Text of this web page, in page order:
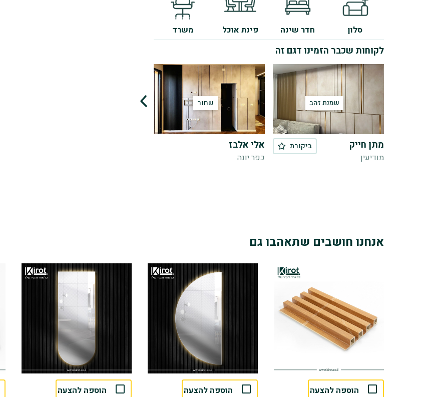
סלון חדר שינה פינת אוכל משרד
לקוחות שכבר הזמינו דגם זה
שמנת זהב
מתן חייק
מודיעין
ביקורת 
שחור
אלי אלבז
כפר יונה
אנחנו חושבים שתאהבו גם
הוספה להצעה הוספה להצעה הוספה להצעה